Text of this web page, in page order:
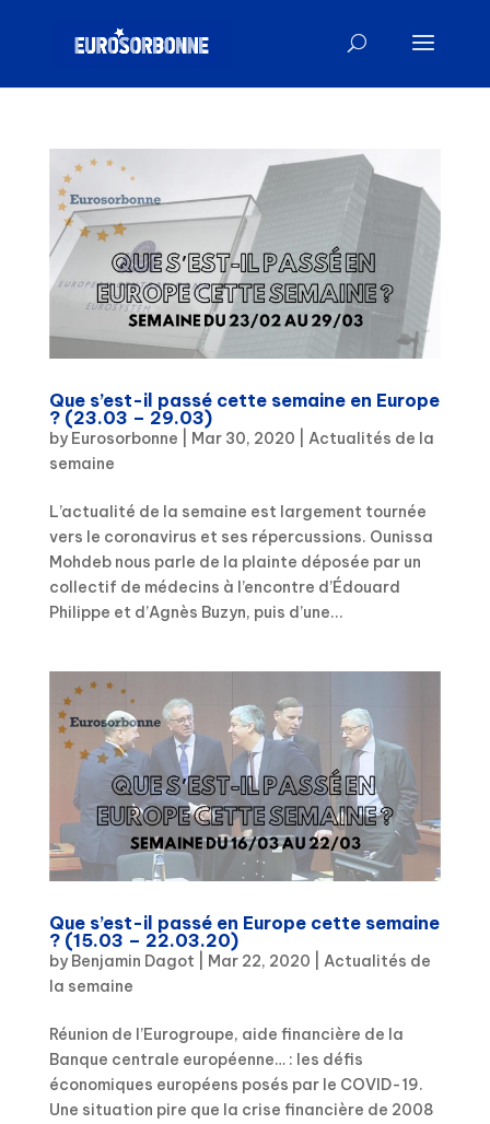
Que s’est-il passé cette semaine en Europe
? (23.03 – 29.03)
by Eurosorbonne Mar 30, 2020
Actualités de la
semaine
L’actualité de la semaine est largement tournée
vers le coronavirus et ses répercussions. Ounissa
Mohdeb nous parle de la plainte déposée par un
collectif de médecins à l’encontre d’Édouard
Philippe et d’Agnès Buzyn, puis d’une...
Que s’est-il passé en Europe cette semaine
? (15.03 – 22.03.20)
by Benjamin Dagot Mar 22, 2020
Actualités de
la semaine
Réunion de l’Eurogroupe, aide financière de la
Banque centrale européenne… : les défis
économiques européens posés par le COVID-19.
Une situation pire que la crise financière de 2008